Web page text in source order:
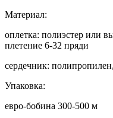
Материал:
оплетка: полиэстер или
плетение 6-32 пряди
сердечник:
Упаковка:
евро-бобина 300-500 м